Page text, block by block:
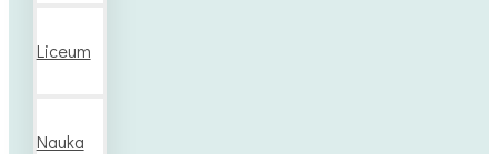
Liceum
Nauka